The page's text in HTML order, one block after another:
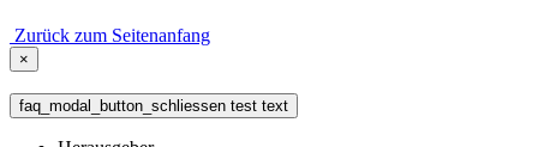
Zurück zum Seitenanfang
×
faq_modal_button_schliessen test text